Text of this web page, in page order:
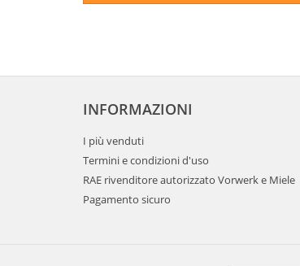
INFORMAZIONI
I più venduti
Termini e condizioni d'uso
RAE rivenditore autorizzato Vorwerk e Miele
Pagamento sicuro